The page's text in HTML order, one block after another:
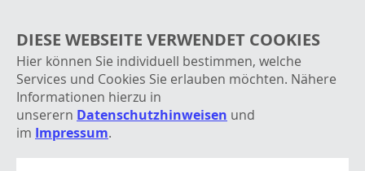
VOLVO SERVICES
DIESE WEBSEITE VERWENDET COOKIES
Hier können Sie individuell bestimmen, welche
Services und Cookies Sie erlauben möchten. Nähere
Informationen hierzu in
unserern Datenschutzhinweisen und
im Impressum.